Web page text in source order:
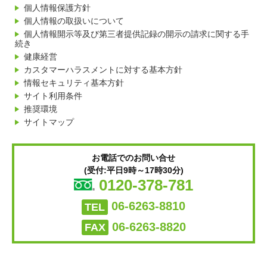
個人情報保護方針
個人情報の取扱いについて
個人情報開示等及び第三者提供記録の開示の請求に関する手
続き
健康経営
カスタマーハラスメントに対する基本方針
情報セキュリティ基本方針
サイト利用条件
推奨環境
サイトマップ
お電話でのお問い合せ
(受付:平日9時～17時30分)
0120-378-781
TEL 06-6263-8810
FAX 06-6263-8820